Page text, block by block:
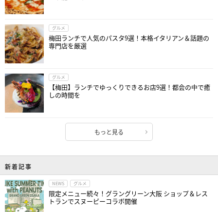
グルメ
梅田ランチで人気のパスタ9選！本格イタリアン＆話題の
専門店を厳選
グルメ
【梅田】ランチでゆっくりできるお店9選！都会の中で癒
しの時間を
もっと見る
新着記事
NEWS グルメ
限定メニュー続々！グラングリーン大阪 ショップ＆レス
トランでスヌーピーコラボ開催